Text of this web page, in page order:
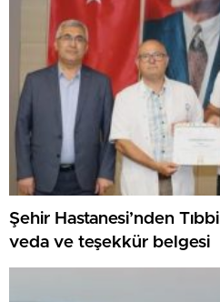
Şehir Hastanesi’nden
veda ve teşekkür belgesi